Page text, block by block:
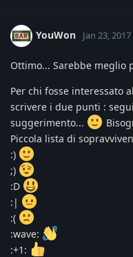
YouWon Jan 23, 2017
Ottimo... Sarebbe meglio
Per chi fosse interessato
scrivere i due punti :
suggerimento...
Piccola lista di
:)
;)
:D
:|
:(
:wave:
:+1: